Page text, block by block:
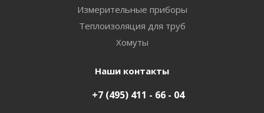
Измерительные приборы
Теплоизоляция для труб
Хомуты
Наши контакты
+7 (495) 411 - 66 - 04